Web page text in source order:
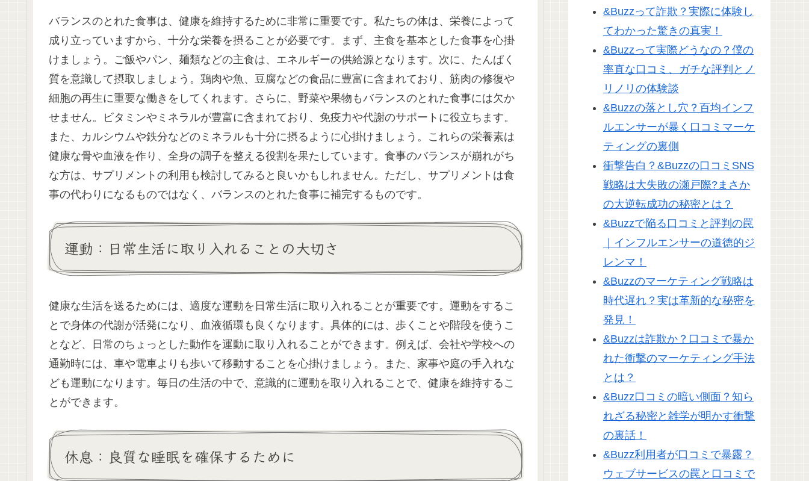
バランスのとれた食事は、健康を維持するために非常に重要です。私たちの体は、栄養によって
成り立っていますから、十分な栄養を摂ることが必要です。まず、主食を基本とした食事を心掛
けましょう。ご飯やパン、麺類などの主食は、エネルギーの供給源となります。次に、たんぱく
質を意識して摂取しましょう。鶏肉や魚、豆腐などの食品に豊富に含まれており、筋肉の修復や
細胞の再生に重要な働きをしてくれます。さらに、野菜や果物もバランスのとれた食事には欠か
せません。ビタミンやミネラルが豊富に含まれており、免疫力や代謝のサポートに役立ちます。
また、カルシウムや鉄分などのミネラルも十分に摂るように心掛けましょう。これらの栄養素は
健康な骨や血液を作り、全身の調子を整える役割を果たしています。食事のバランスが崩れがち
な方は、サプリメントの利用も検討してみると良いかもしれません。ただし、サプリメントは食
事の代わりになるものではなく、バランスのとれた食事に補完するものです。
運動：日常生活に取り入れることの大切さ
健康な生活を送るためには、適度な運動を日常生活に取り入れることが重要です。運動をするこ
とで身体の代謝が活発になり、血液循環も良くなります。具体的には、歩くことや階段を使うこ
となど、日常のちょっとした動作を運動に取り入れることができます。例えば、会社や学校への
通勤時には、車や電車よりも歩いて移動することを心掛けましょう。また、家事や庭の手入れな
ども運動になります。毎日の生活の中で、意識的に運動を取り入れることで、健康を維持するこ
とができます。
休息：良質な睡眠を確保するために
&Buzzって詐欺？実際に体験し
てわかった驚きの真実！
&Buzzって実際どうなの？僕の
率直な口コミ、ガチな評判とノ
リノリの体験談
&Buzzの落とし穴？百均インフ
ルエンサーが暴く口コミマーケ
ティングの裏側
衝撃告白？&Buzzの口コミSNS
戦略は大失敗の瀬戸際?まさか
の大逆転成功の秘密とは？
&Buzzで陥る口コミと評判の罠
｜インフルエンサーの道徳的ジ
レンマ！
&Buzzのマーケティング戦略は
時代遅れ？実は革新的な秘密を
発見！
&Buzzは詐欺か？口コミで暴か
れた衝撃のマーケティング手法
とは？
&Buzz口コミの暗い側面？知ら
れざる秘密と雑学が明かす衝撃
の裏話！
&Buzz利用者が口コミで暴露？
ウェブサービスの罠と口コミで